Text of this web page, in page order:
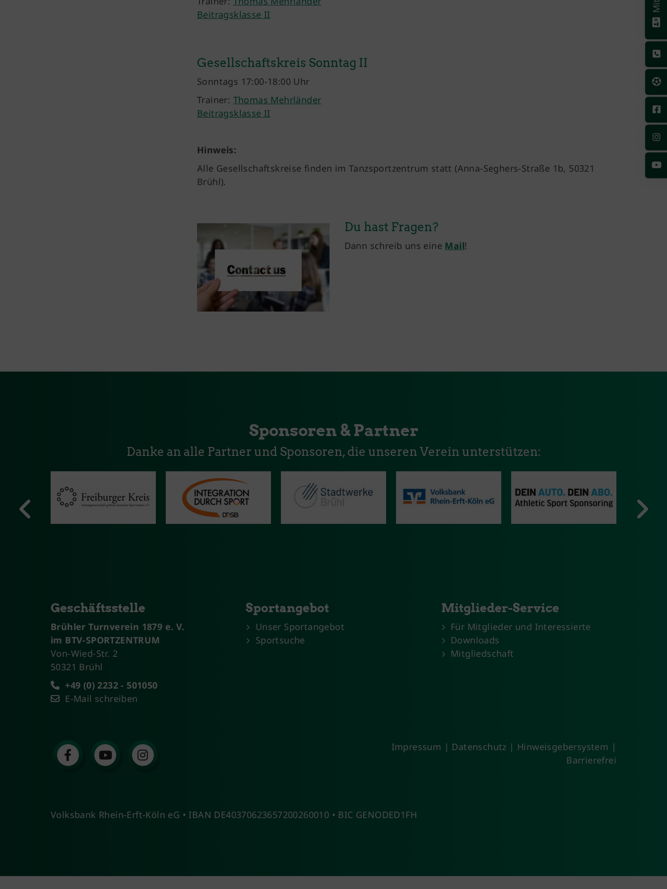
Beitragsklasse II
Gesellschaftskreis Sonntag II
Sonntags 17:00-18:00 Uhr
Trainer: Thomas Mehrländer
Beitragsklasse II
Hinweis:
Alle Gesellschaftskreise finden im Tanzsportzentrum statt (Anna-Seghers-Straße 1b, 50321
Brühl).
Du hast Fragen?
Dann schreib uns eine Mail!
Sponsoren & Partner
Danke an alle Partner und Sponsoren, die unseren Verein unterstützen:
Geschäftsstelle
Brühler Turnverein 1879 e. V.
im BTV-SPORTZENTRUM
Von-Wied-Str. 2
50321 Brühl
+49 (0) 2232 - 501050
E-Mail schreiben
Sportangebot
Unser Sportangebot
Sportsuche
Mitglieder-Service
Für Mitglieder und Interessierte
Downloads
Mitgliedschaft
Impressum | Datenschutz | Hinweisgebersystem |
Barrierefrei
Volksbank Rhein-Erft-Köln eG • IBAN DE40370623657200260010 • BIC GENODED1FH